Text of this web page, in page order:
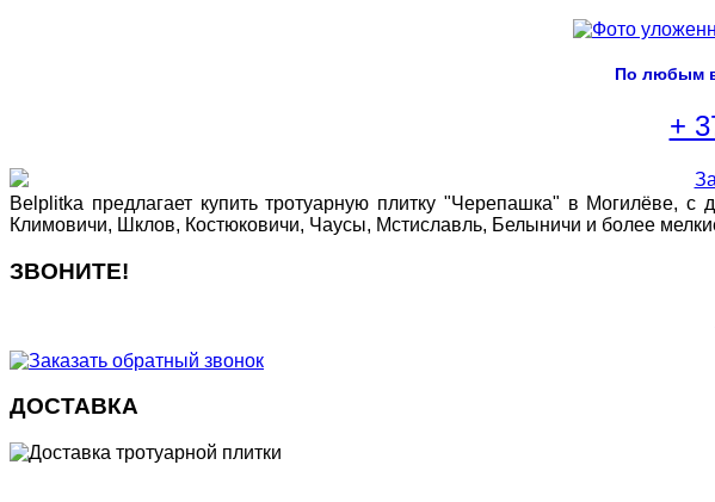
По любым
+
Belplitka предлагает купить тротуарную плитку "Черепашка" в Могилёве,
Климовичи, Шклов, Костюковичи, Чаусы, Мстиславль, Белыничи и более
ЗВОНИТЕ!
ДОСТАВКА